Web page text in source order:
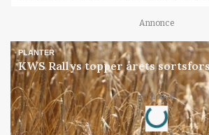
Annonce
PLANTER
KWS Rallys topper årets
Annonce
Loading...